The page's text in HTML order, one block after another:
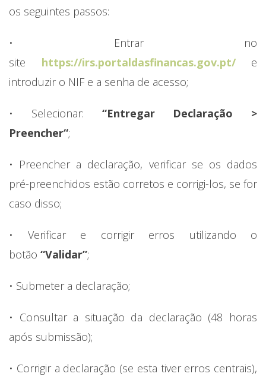
os seguintes passos:
• Entrar no
site https://irs.portaldasfinancas.gov.pt/e
introduzir o NIF e a senha de acesso;
• Selecionar: “Entregar Declaração >
Preencher“;
• Preencher a declaração, verificar se os dados
pré-preenchidos estão corretos e corrigi-los, se for
caso disso;
• Verificar e corrigir erros utilizando o
botão “Validar”;
• Submeter a declaração;
• Consultar a situação da declaração (48 horas
após submissão);
• Corrigir a declaração (se esta tiver erros centrais),